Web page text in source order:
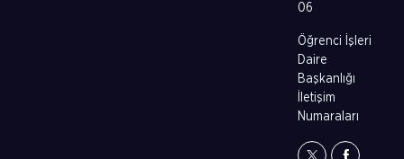
06
Öğrenci İşleri
Daire
Başkanlığı
İletişim
Numaraları